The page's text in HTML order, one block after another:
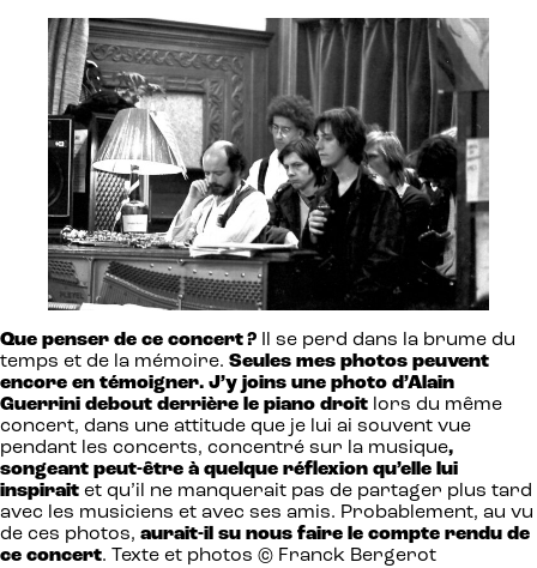
Que penser de ce concert ? Il se perd dans la brume du
temps et de la mémoire. Seules mes photos peuvent
encore en témoigner. J’y joins une photo d’Alain
Guerrini debout derrière le piano droit lors du même
concert, dans une attitude que je lui ai souvent vue
pendant les concerts, concentré sur la musique,
songeant peut-être à quelque réflexion qu’elle lui
inspirait et qu’il ne manquerait pas de partager plus tard
avec les musiciens et avec ses amis. Probablement, au vu
de ces photos, aurait-il su nous faire le compte rendu de
ce concert. Texte et photos © Franck Bergerot